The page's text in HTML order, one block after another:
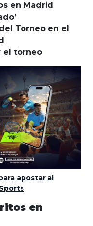
en Madrid
Torneo en el
el torneo
apostar al
en